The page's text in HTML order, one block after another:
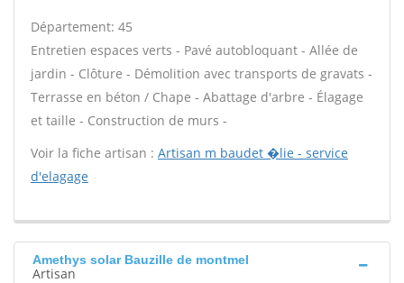
Département: 45
Entretien espaces verts - Pavé autobloquant - Allée de
jardin - Clôture - Démolition avec transports de gravats -
Terrasse en béton / Chape - Abattage d'arbre - Élagage
et taille - Construction de murs -
Voir la fiche artisan : Artisan m baudet �lie - service
d'elagage
Amethys solar Bauzille de montmel
Artisan